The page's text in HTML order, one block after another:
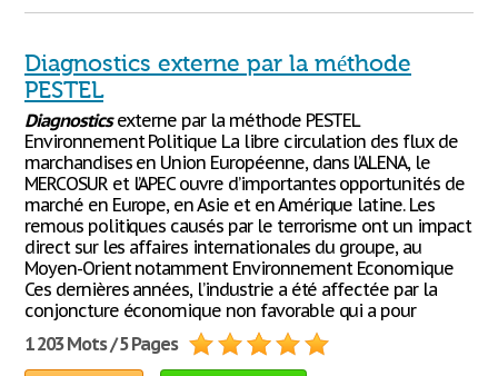
Diagnostics externe par la méthode
PESTEL
Diagnosticsexterne par la méthode PESTEL
Environnement Politique La libre circulation des flux de
marchandises en Union Européenne, dans l’ALENA, le
MERCOSUR et l’APEC ouvre d’importantes opportunités de
marché en Europe, en Asie et en Amérique latine. Les
remous politiques causés par le terrorisme ont un impact
direct sur les affaires internationales du groupe, au
Moyen-Orient notamment Environnement Economique
Ces dernières années, l’industrie a été affectée par la
conjoncture économique non favorable qui a pour
1 203 Mots / 5 Pages